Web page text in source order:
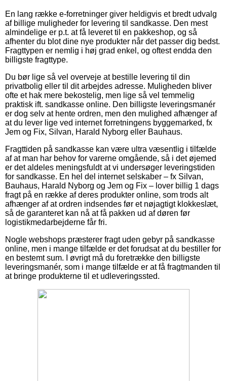
En lang række e-forretninger giver heldigvis et bredt udvalg
af billige muligheder for levering til sandkasse. Den mest
almindelige er p.t. at få leveret til en pakkeshop, og så
afhenter du blot dine nye produkter når det passer dig bedst.
Fragttypen er nemlig i høj grad enkel, og oftest endda den
billigste fragttype.
Du bør lige så vel overveje at bestille levering til din
privatbolig eller til dit arbejdes adresse. Muligheden bliver
ofte et hak mere bekostelig, men lige så vel temmelig
praktisk ift. sandkasse online. Den billigste leveringsmanér
er dog selv at hente ordren, men den mulighed afhænger af
at du lever lige ved internet forretningens byggemarked, fx
Jem og Fix, Silvan, Harald Nyborg eller Bauhaus.
Fragttiden på sandkasse kan være ultra væsentlig i tilfælde
af at man har behov for varerne omgående, så i det øjemed
er det aldeles meningsfuldt at vi undersøger leveringstiden
for sandkasse. En hel del internet selskaber – fx Silvan,
Bauhaus, Harald Nyborg og Jem og Fix – lover billig 1 dags
fragt på en række af deres produkter online, som trods alt
afhænger af at ordren indsendes før et nøjagtigt klokkeslæt,
så de garanteret kan nå at få pakken ud af døren før
logistikmedarbejderne får fri.
Nogle webshops præsterer fragt uden gebyr på sandkasse
online, men i mange tilfælde er det forudsat at du bestiller for
en bestemt sum. I øvrigt må du foretrække den billigste
leveringsmanér, som i mange tilfælde er at få fragtmanden til
at bringe produkterne til et udleveringssted.